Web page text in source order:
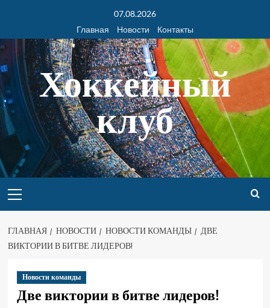
07.08.2026
Главная
Новости Контакты
Хоккейный
клуб
ГЛАВНАЯ НОВОСТИ НОВОСТИ КОМАНДЫ
ДВЕ
ВИКТОРИИ В БИТВЕ ЛИДЕРОВ!
Новости команды
Две виктории в битве лидеров!